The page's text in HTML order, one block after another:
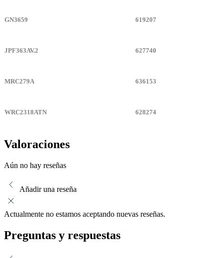
GN3659 619207
JPF363AV.2 627740
MRC279A 636153
WRC2318ATN 628274
Valoraciones
Aún no hay reseñas
Añadir una reseña
Actualmente no estamos aceptando nuevas reseñas.
Preguntas y respuestas